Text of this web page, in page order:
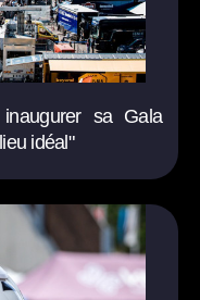
sa Gala
idéal"